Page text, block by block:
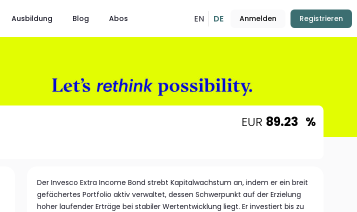
Ausbildung Blog Abos EN DE Anmelden Registrieren
EUR 89.23 %
Der Invesco Extra Income Bond strebt Kapitalwachstum an, indem er ein breit
gefächertes Portfolio aktiv verwaltet, dessen Schwerpunkt auf der Erzielung
hoher laufender Erträge bei stabiler Wertentwicklung liegt. Er investiert bis zu